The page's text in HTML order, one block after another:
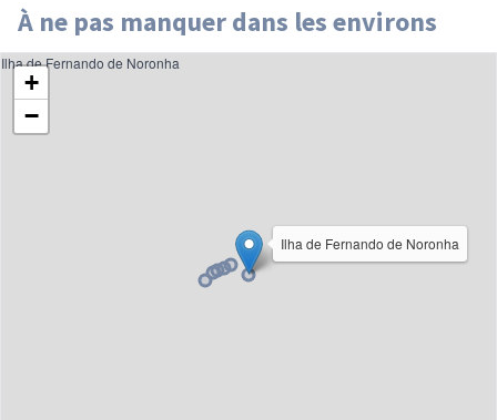
À ne pas manquer dans les environs
Ilha de Fernando de Noronha
+
−
Ilha de Fernando de Noronha